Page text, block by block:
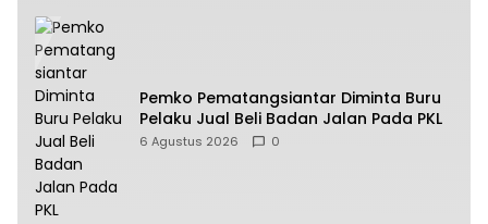
Pemko Pematangsiantar Diminta Buru
Pelaku Jual Beli Badan Jalan Pada PKL
6 Agustus 2026 0